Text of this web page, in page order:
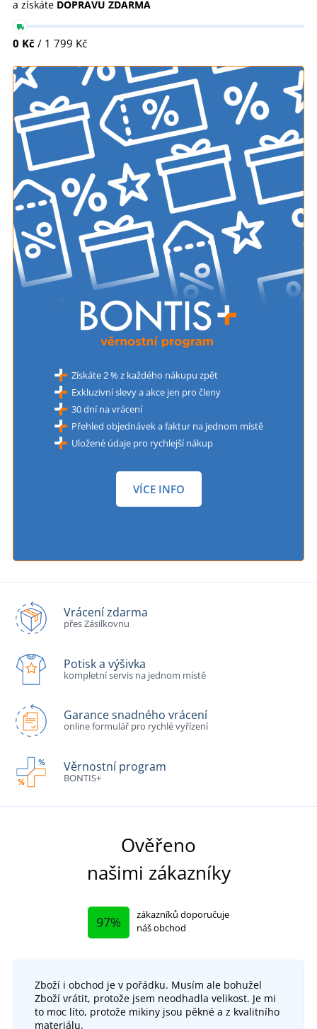
a získáte DOPRAVU ZDARMA
0 Kč / 1 799 Kč
Získáte 2 % z každého nákupu zpět
Exkluzivní slevy a akce jen pro členy
30 dní na vrácení
Přehled objednávek a faktur na jednom místě
Uložené údaje pro rychlejší nákup
VÍCE INFO
Vrácení zdarma
přes Zásilkovnu
Potisk a výšivka
kompletní servis na jednom místě
Garance snadného vrácení
online formulář pro rychlé vyřízení
Věrnostní program
BONTIS+
Ověřeno
našimi zákazníky
97%
zákazníků doporučuje
náš obchod
Zboží i obchod je v pořádku. Musím ale bohužel
Zboží vrátit, protože jsem neodhadla velikost. Je mi
to moc líto, protože mikiny jsou pěkné a z kvalitního
materiálu.